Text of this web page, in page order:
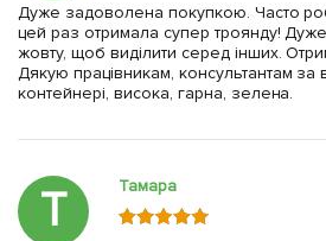
Дуже задоволена покупкою. Часто
цей раз отримала супер троянду!
жовту, щоб виділити серед інших.
Дякую працівникам, консультантам за
контейнері, висока, гарна, зелена.
Т Тамара